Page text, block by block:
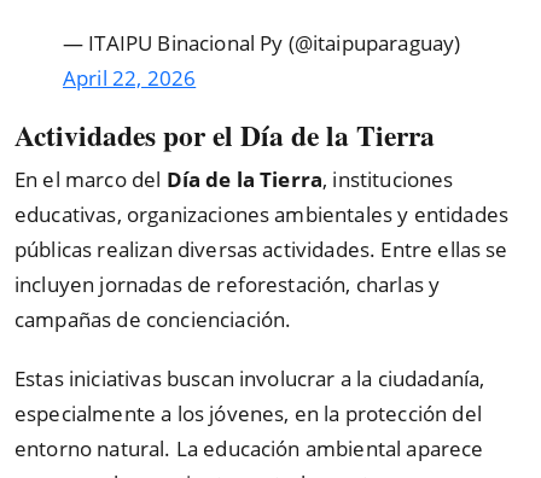
— ITAIPU Binacional Py (@itaipuparaguay)
April 22, 2026
Actividades por el Día de la Tierra
En el marco del Día de la Tierra, instituciones
educativas, organizaciones ambientales y entidades
públicas realizan diversas actividades. Entre ellas se
incluyen jornadas de reforestación, charlas y
campañas de concienciación.
Estas iniciativas buscan involucrar a la ciudadanía,
especialmente a los jóvenes, en la protección del
entorno natural. La educación ambiental aparece